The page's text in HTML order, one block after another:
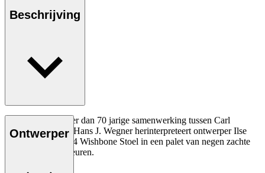
Beschrijving
Ter ere van de meer dan 70 jarige samenwerking tussen Carl
Hansen & Søn en Hans J. Wegner herinterpreteert ontwerper Ilse
Crawford de CH24 Wishbone Stoel in een palet van negen zachte
maar complexe kleuren.
Ontwerper